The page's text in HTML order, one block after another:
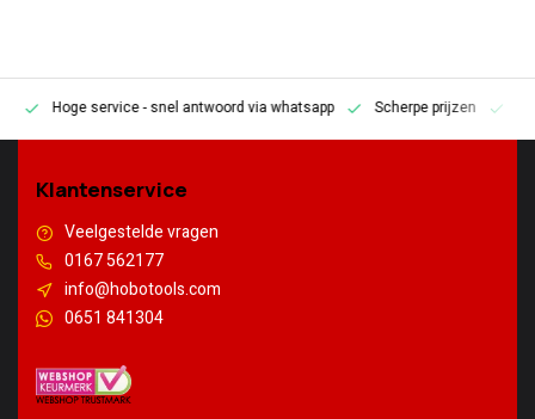
Hoge service- snel antwoord via whatsapp Scherpe prijzen
Klantenservice
Veelgestelde vragen
0167 562177
info@hobotools.com
0651 841304